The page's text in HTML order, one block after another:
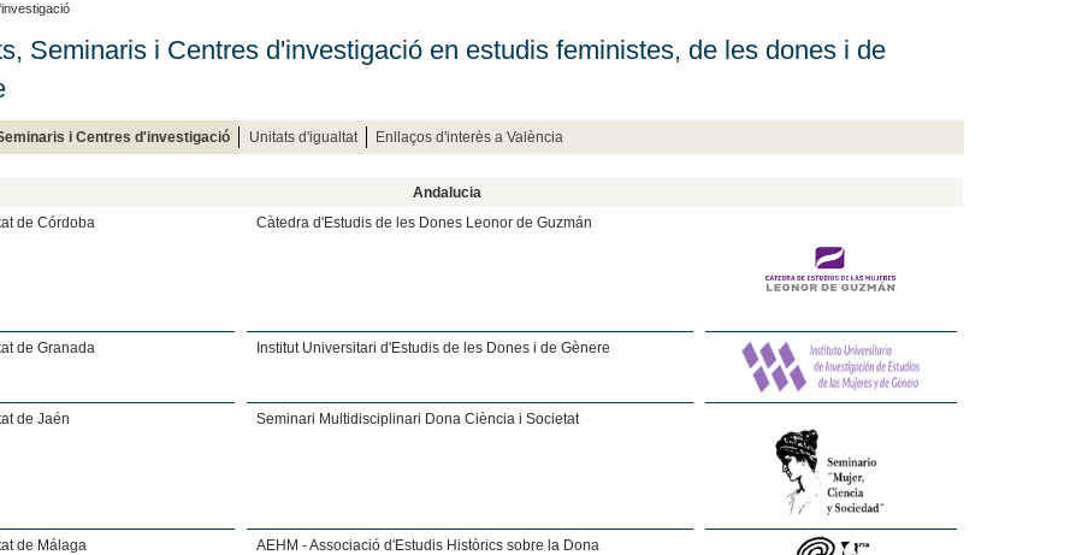
Seminaris i Centres d'investigació en estudis feministes, de les dones i de
i Centres d'investigació Unitats d'igualtat Enllaços d'interès a València
Andalucia
de Córdoba
Càtedra d'Estudis de les Dones Leonor de Guzmán
de Granada Institut Universitari d'Estudis de les Dones i de Gènere
de Jaén Seminari Multidisciplinari Dona Ciència i Societat
de Málaga AEHM - Associació d'Estudis Històrics sobre la Dona